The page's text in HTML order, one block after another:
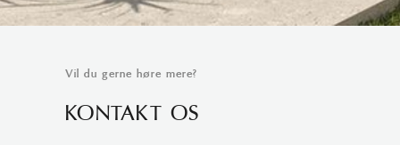
Vil du gerne høre mere?
KONTAKT OS